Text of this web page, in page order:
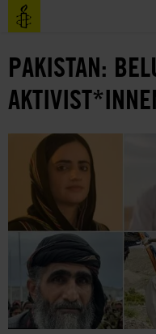
Direkt
zum
Benutzermenü
PAKISTAN: